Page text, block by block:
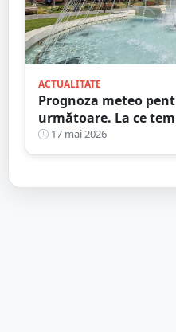
ACTUALITATE
Prognoza meteo
următoare. La ce
aștepta sătmărenii
17 mai 2026